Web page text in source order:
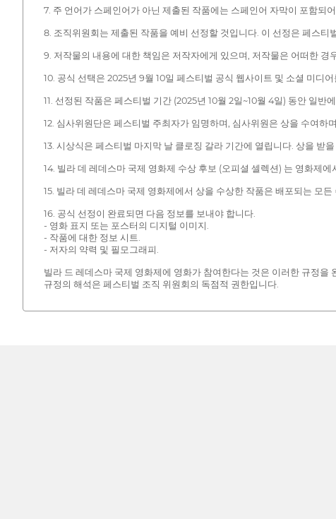
7. 주 언어가 스페인어가 아닌 제출된 작품에는 스페인어 자막이 포함되
8. 조직위원회는 제출된 작품을 예비 선정할 것입니다. 이 선정은 페스티
9. 저작물의 내용에 대한 책임은 저작자에게 있으며, 저작물은 어떠한
10. 공식 선택은 2025년 9월 10일 페스티벌 공식 웹사이트 및 소셜 미디
11. 선정된 작품은 페스티벌 기간 (2025년 10월 2일~10월 4일) 동안 일
12. 심사위원단은 페스티벌 주최자가 임명하며, 심사위원은 상을 수여
13. 시상식은 페스티벌 마지막 날 클로징 갈라 기간에 열립니다. 상을 받
14. 빌라 데 레데스마 국제 영화제 수상 후보 (오피셜 셀렉션) 는 영화제
15. 빌라 데 레데스마 국제 영화제에서 상을 수상한 작품은 배포되는 모
16. 공식 선정이 완료되면 다음 정보를 보내야 합니다.
- 영화 표지 또는 포스터의 디지털 이미지.
- 작품에 대한 정보 시트.
- 저자의 약력 및 필모그래피.
빌라 드 레데스마 국제 영화제에 영화가 참여한다는 것은 이러한 규정을
규정의 해석은 페스티벌 조직 위원회의 독점적 권한입니다.